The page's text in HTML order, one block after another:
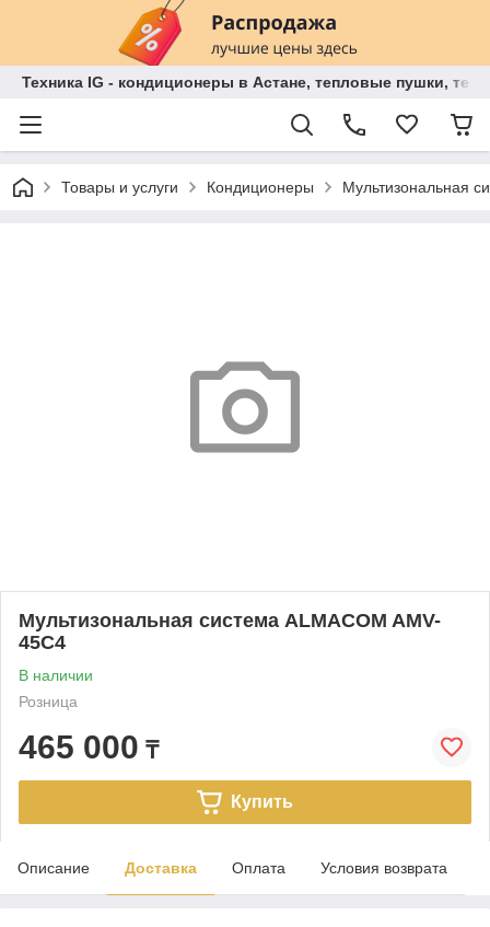
Техника IG - кондиционеры в Астане, тепловые пушки,
Товары и услуги Кондиционеры Мультизональная
Мультизональная система ALMACOM AMV-
45С4
В наличии
Розница
465 000 ₸
Купить
Описание Доставка Оплата Условия возврата